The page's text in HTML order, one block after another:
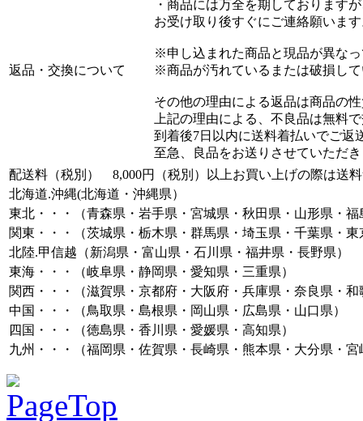
返品・交換について
・商品には万全を期しております
お受け取り後すぐにご連絡願いま
※申し込まれた商品と現品が異な
※商品が汚れているまたは破損し
その他の理由による返品は商品の
上記の理由による、不良品は無料
到着後7日以内に送料着払いでご返
至急、良品をお送りさせていただ
配送料（税別） 8,000円（税別）以上お買い上げの際は送
北海道.沖縄(北海道・沖縄県）
東北・・・（青森県・岩手県・宮城県・秋田県・山形県・福
関東・・・（茨城県・栃木県・群馬県・埼玉県・千葉県・
北陸.甲信越（新潟県・富山県・石川県・福井県・長野県）
東海・・・（岐阜県・静岡県・愛知県・三重県）
関西・・・（滋賀県・京都府・大阪府・兵庫県・奈良県・和
中国・・・（鳥取県・島根県・岡山県・広島県・山口県）
四国・・・（徳島県・香川県・愛媛県・高知県）
九州・・・（福岡県・佐賀県・長崎県・熊本県・大分県・